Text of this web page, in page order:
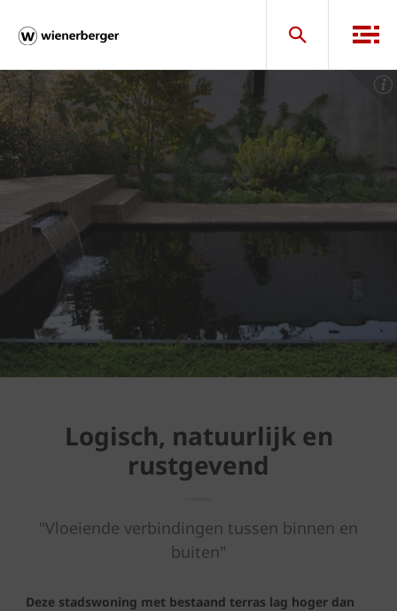
Logisch, natuurlijk en
rustgevend
"Vloeiende verbindingen tussen binnen en
buiten"
Deze stadswoning met bestaand terras lag hoger dan